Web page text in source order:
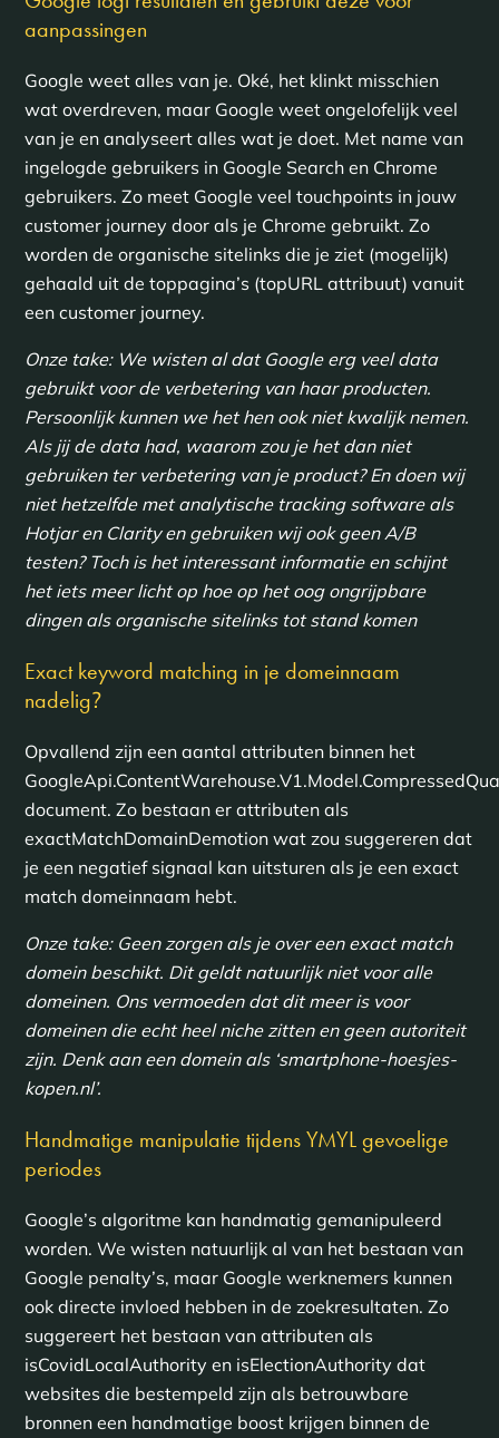
aanpassingen
Google weet alles van je. Oké, het klinkt misschien
wat overdreven, maar Google weet ongelofelijk veel
van je en analyseert alles wat je doet. Met name van
ingelogde gebruikers in Google Search en Chrome
gebruikers. Zo meet Google veel touchpoints in jouw
customer journey door als je Chrome gebruikt. Zo
worden de organische sitelinks die je ziet (mogelijk)
gehaald uit de toppagina’s (topURL attribuut) vanuit
een customer journey.
Onze take: We wisten al dat Google erg veel data
gebruikt voor de verbetering van haar producten.
Persoonlijk kunnen we het hen ook niet kwalijk nemen.
Als jij de data had, waarom zou je het dan niet
gebruiken ter verbetering van je product? En doen wij
niet hetzelfde met analytische tracking software als
Hotjar en Clarity en gebruiken wij ook geen A/B
testen? Toch is het interessant informatie en schijnt
het iets meer licht op hoe op het oog ongrijpbare
dingen als organische sitelinks tot stand komen
Exact keyword matching in je domeinnaam
nadelig?
Opvallend zijn een aantal attributen binnen het
document. Zo bestaan er attributen als
exactMatchDomainDemotion wat zou suggereren dat
je een negatief signaal kan uitsturen als je een exact
match domeinnaam hebt.
Onze take: Geen zorgen als je over een exact match
domein beschikt. Dit geldt natuurlijk niet voor alle
domeinen. Ons vermoeden dat dit meer is voor
domeinen die echt heel niche zitten en geen autoriteit
zijn. Denk aan een domein als ‘smartphone-hoesjes-
kopen.nl’.
Handmatige manipulatie tijdens YMYL gevoelige
periodes
Google’s algoritme kan handmatig gemanipuleerd
worden. We wisten natuurlijk al van het bestaan van
Google penalty’s, maar Google werknemers kunnen
ook directe invloed hebben in de zoekresultaten. Zo
suggereert het bestaan van attributen als
isCovidLocalAuthority en isElectionAuthority dat
websites die bestempeld zijn als betrouwbare
bronnen een handmatige boost krijgen binnen de